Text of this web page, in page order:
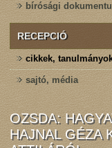
bírósági
RECEPCIÓ
cikkek,
sajtó, média
OZSDA:
HAJNAL GÉZA